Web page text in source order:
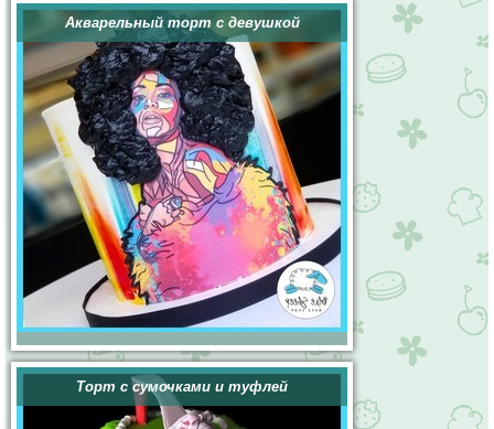
Акварельный торт с девушкой
Торт с сумочками и туфлей